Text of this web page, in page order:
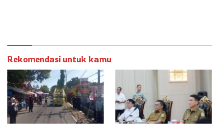
Rekomendasi untuk kamu